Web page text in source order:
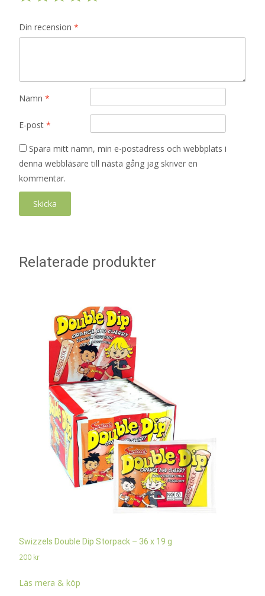
Din recension *
Namn *
E-post *
Spara mitt namn, min e-postadress och webbplats i
denna webbläsare till nästa gång jag skriver en
kommentar.
Relaterade produkter
Swizzels Double Dip Storpack – 36 x 19 g
200 kr
Läs mera & köp